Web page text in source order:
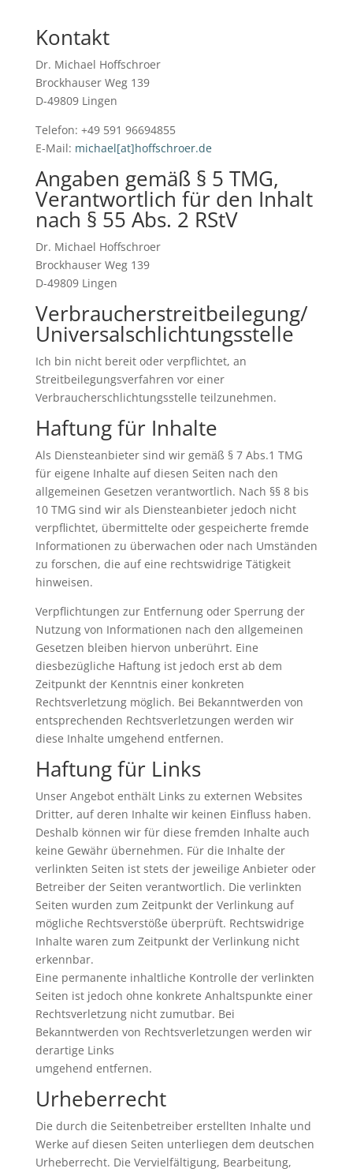
Kontakt
Dr. Michael Hoffschroer
Brockhauser Weg 139
D-49809 Lingen
Telefon: +49 591 96694855
E-Mail: michael[at]hoffschroer.de
Angaben gemäß § 5 TMG,
Verantwortlich für den Inhalt
nach § 55 Abs. 2 RStV
Dr. Michael Hoffschroer
Brockhauser Weg 139
D-49809 Lingen
Verbraucherstreitbeilegung/
Universalschlichtungsstelle
Ich bin nicht bereit oder verpflichtet, an
Streitbeilegungsverfahren vor einer
Verbraucherschlichtungsstelle teilzunehmen.
Haftung für Inhalte
Als Diensteanbieter sind wir gemäß § 7 Abs.1 TMG
für eigene Inhalte auf diesen Seiten nach den
allgemeinen Gesetzen verantwortlich. Nach §§ 8 bis
10 TMG sind wir als Diensteanbieter jedoch nicht
verpflichtet, übermittelte oder gespeicherte fremde
Informationen zu überwachen oder nach Umständen
zu forschen, die auf eine rechtswidrige Tätigkeit
hinweisen.
Verpflichtungen zur Entfernung oder Sperrung der
Nutzung von Informationen nach den allgemeinen
Gesetzen bleiben hiervon unberührt. Eine
diesbezügliche Haftung ist jedoch erst ab dem
Zeitpunkt der Kenntnis einer konkreten
Rechtsverletzung möglich. Bei Bekanntwerden von
entsprechenden Rechtsverletzungen werden wir
diese Inhalte umgehend entfernen.
Haftung für Links
Unser Angebot enthält Links zu externen Websites
Dritter, auf deren Inhalte wir keinen Einfluss haben.
Deshalb können wir für diese fremden Inhalte auch
keine Gewähr übernehmen. Für die Inhalte der
verlinkten Seiten ist stets der jeweilige Anbieter oder
Betreiber der Seiten verantwortlich. Die verlinkten
Seiten wurden zum Zeitpunkt der Verlinkung auf
mögliche Rechtsverstöße überprüft. Rechtswidrige
Inhalte waren zum Zeitpunkt der Verlinkung nicht
erkennbar.
Eine permanente inhaltliche Kontrolle der verlinkten
Seiten ist jedoch ohne konkrete Anhaltspunkte einer
Rechtsverletzung nicht zumutbar. Bei
Bekanntwerden von Rechtsverletzungen werden wir
derartige Links
umgehend entfernen.
Urheberrecht
Die durch die Seitenbetreiber erstellten Inhalte und
Werke auf diesen Seiten unterliegen dem deutschen
Urheberrecht. Die Vervielfältigung, Bearbeitung,